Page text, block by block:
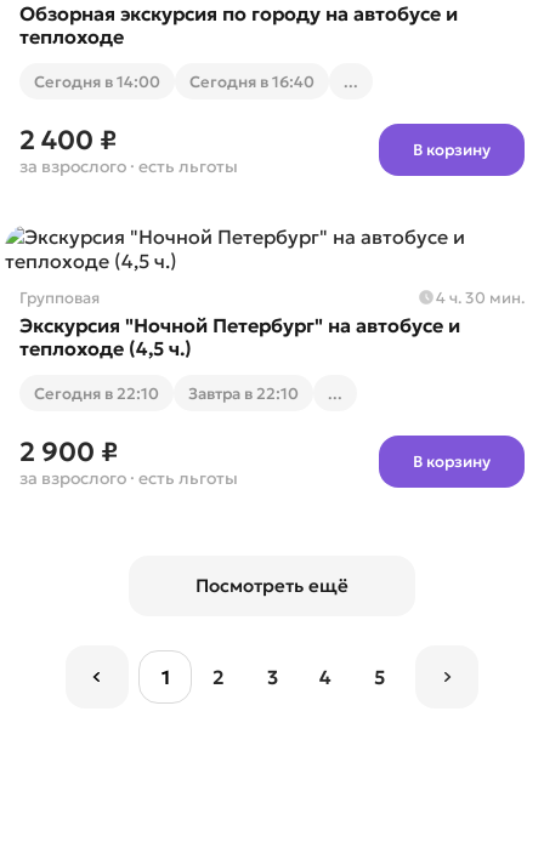
Обзорная экскурсия по городу на автобусе и
теплоходе
Cегодня в 14:00 Cегодня в 16:40 ...
2 400 ₽
за взрослого · есть льготы
В корзину
Групповая 4 ч. 30 мин.
Экскурсия "Ночной Петербург" на автобусе и
теплоходе (4,5 ч.)
Cегодня в 22:10 Завтра в 22:10 ...
2 900 ₽
за взрослого · есть льготы
В корзину
Посмотреть ещё
1 2 3 4 5